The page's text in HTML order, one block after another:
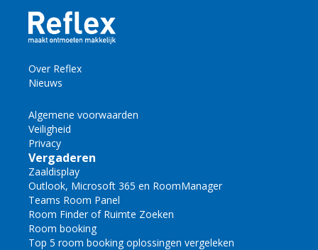
Over Reflex
Nieuws
Algemene voorwaarden
Veiligheid
Privacy
Vergaderen
Zaaldisplay
Outlook, Microsoft 365 en RoomManager
Teams Room Panel
Room Finder of Ruimte Zoeken
Room booking
Top 5 room booking oplossingen vergeleken